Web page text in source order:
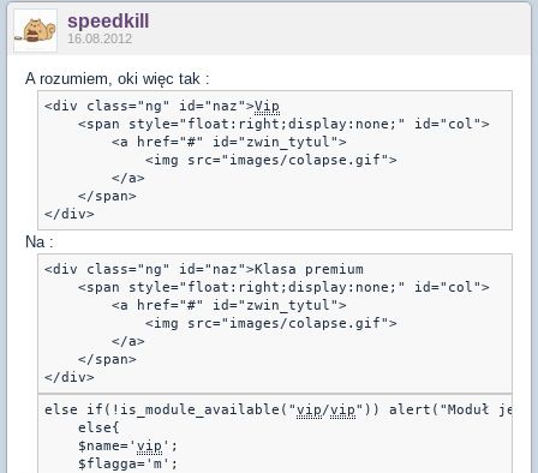
speedkill
16.08.2012
A rozumiem, oki więc tak :
<div class="ng" id="naz">Vip
    <span style="float:right;display:none;" id="col">
        <a href="#" id="zwin_tytul">
            <img src="images/colapse.gif">
        </a>
    </span>
</div>
Na :
<div class="ng" id="naz">Klasa premium
    <span style="float:right;display:none;" id="col">
        <a href="#" id="zwin_tytul">
            <img src="images/colapse.gif">
        </a>
    </span>
</div>
else if(!is_module_available("vip/vip")) alert("Moduł jest
    else{
    $name='
vip ';
    $flagga='m';